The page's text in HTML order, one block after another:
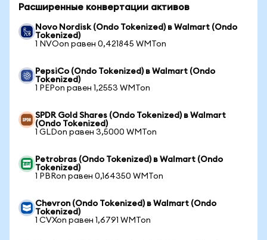
Расширенные конвертации активов
Novo Nordisk (Ondo Tokenized) в Walmart (Ondo
Tokenized)
1 NVOon равен 0,421845 WMTon
PepsiCo (Ondo Tokenized) в Walmart (Ondo
Tokenized)
1 PEPon равен 1,2553 WMTon
SPDR Gold Shares (Ondo Tokenized) в Walmart
(Ondo Tokenized)
1 GLDon равен 3,5000 WMTon
Petrobras (Ondo Tokenized) в Walmart (Ondo
Tokenized)
1 PBRon равен 0,164350 WMTon
Chevron (Ondo Tokenized) в Walmart (Ondo
Tokenized)
1 CVXon равен 1,6791 WMTon